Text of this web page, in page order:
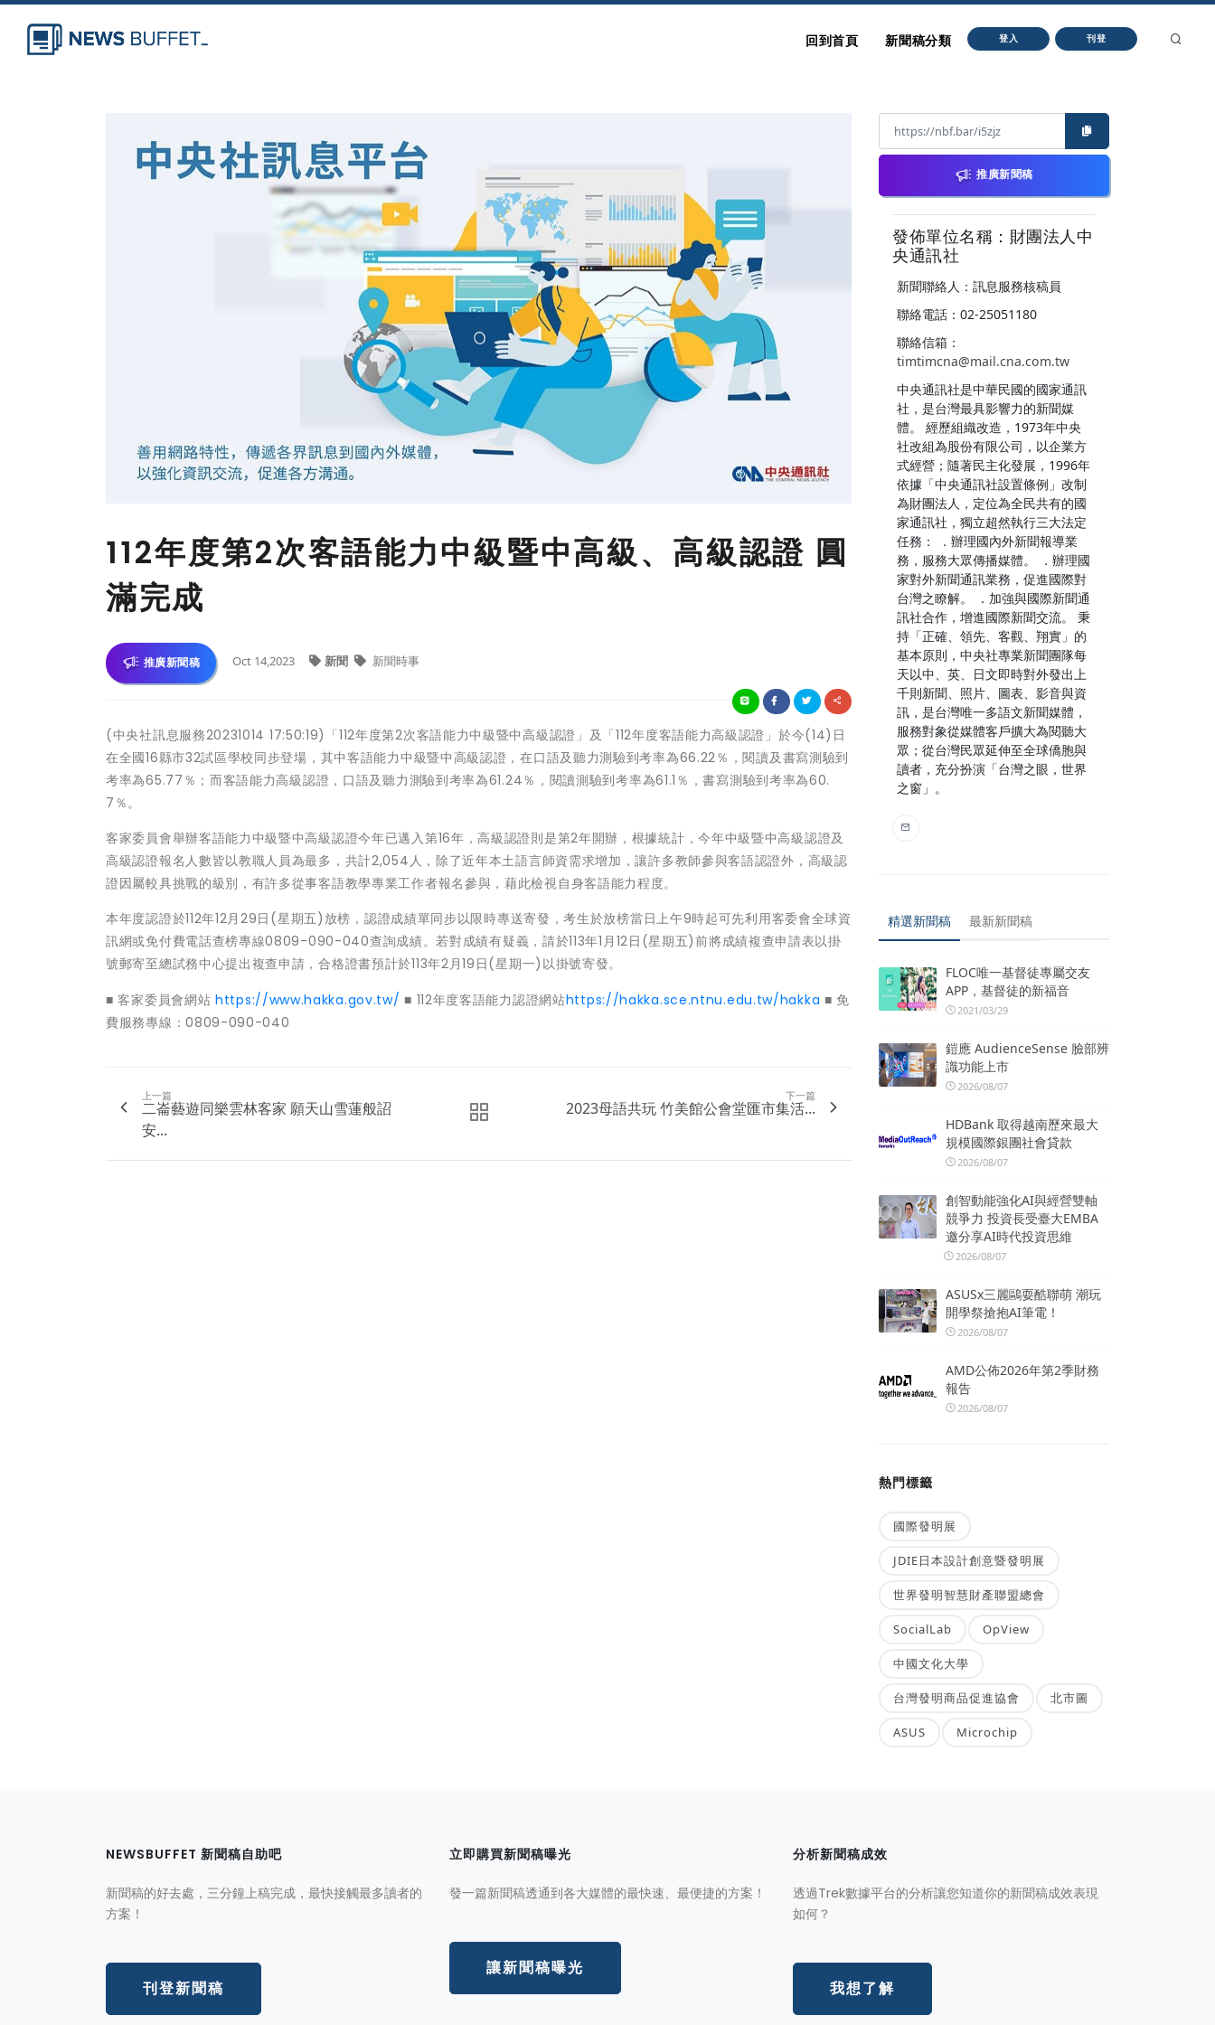
回到首頁 新聞稿分類 登入 刊登
112年度第2次客語能力中級暨中高級、高級認證 圓
滿完成
推廣新聞稿 Oct 14,2023 新聞 新聞時事
(中央社訊息服務20231014 17:50:19)「112年度第2次客語能力中級暨中高級認證」及「112年度客語能力高級認證」於今(14)日
在全國16縣市32試區學校同步登場，其中客語能力中級暨中高級認證，在口語及聽力測驗到考率為66.22％，閱讀及書寫測驗到
考率為65.77％；而客語能力高級認證，口語及聽力測驗到考率為61.24％，閱讀測驗到考率為61.1％，書寫測驗到考率為60.
7％。
客家委員會舉辦客語能力中級暨中高級認證今年已邁入第16年，高級認證則是第2年開辦，根據統計，今年中級暨中高級認證及
高級認證報名人數皆以教職人員為最多，共計2,054人，除了近年本土語言師資需求增加，讓許多教師參與客語認證外，高級認
證因屬較具挑戰的級別，有許多從事客語教學專業工作者報名參與，藉此檢視自身客語能力程度。
本年度認證於112年12月29日(星期五)放榜，認證成績單同步以限時專送寄發，考生於放榜當日上午9時起可先利用客委會全球資
訊網或免付費電話查榜專線0809-090-040查詢成績。若對成績有疑義，請於113年1月12日(星期五)前將成績複查申請表以掛
號郵寄至總試務中心提出複查申請，合格證書預計於113年2月19日(星期一)以掛號寄發。
■ 客家委員會網站 https://www.hakka.gov.tw/ ■ 112年度客語能力認證網站https://hakka.sce.ntnu.edu.tw/hakka ■ 免
費服務專線：0809-090-040
上一篇
二崙藝遊同樂雲林客家 願天山雪蓮般詔
安...
下一篇
2023母語共玩 竹美館公會堂匯市集活...
推廣新聞稿
發佈單位名稱：財團法人中
央通訊社
新聞聯絡人：訊息服務核稿員
聯絡電話：02-25051180
聯絡信箱：
timtimcna@mail.cna.com.tw
中央通訊社是中華民國的國家通訊
社，是台灣最具影響力的新聞媒
體。 經歷組織改造，1973年中央
社改組為股份有限公司，以企業方
式經營；隨著民主化發展，1996年
依據「中央通訊社設置條例」改制
為財團法人，定位為全民共有的國
家通訊社，獨立超然執行三大法定
任務： ．辦理國內外新聞報導業
務，服務大眾傳播媒體。 ．辦理國
家對外新聞通訊業務，促進國際對
台灣之瞭解。 ．加強與國際新聞通
訊社合作，增進國際新聞交流。 秉
持「正確、領先、客觀、翔實」的
基本原則，中央社專業新聞團隊每
天以中、英、日文即時對外發出上
千則新聞、照片、圖表、影音與資
訊，是台灣唯一多語文新聞媒體，
服務對象從媒體客戶擴大為閱聽大
眾；從台灣民眾延伸至全球僑胞與
讀者，充分扮演「台灣之眼，世界
之窗」。
精選新聞稿 最新新聞稿
FLOC唯一基督徒專屬交友
APP，基督徒的新福音
2021/03/29
鎧應 AudienceSense 臉部辨
識功能上市
2026/08/07
HDBank 取得越南歷來最大
規模國際銀團社會貸款
2026/08/07
創智動能強化AI與經營雙軸
競爭力 投資長受臺大EMBA
邀分享AI時代投資思維
2026/08/07
ASUSx三麗鷗耍酷聯萌 潮玩
開學祭搶抱AI筆電！
2026/08/07
AMD公佈2026年第2季財務
報告
2026/08/07
熱門標籤
國際發明展
JDIE日本設計創意暨發明展
世界發明智慧財產聯盟總會
SocialLab OpView
中國文化大學
台灣發明商品促進協會 北市圖
ASUS Microchip
NEWSBUFFET 新聞稿自助吧
新聞稿的好去處，三分鐘上稿完成，最快接觸最多讀者的
方案！
刊登新聞稿
立即購買新聞稿曝光
發一篇新聞稿透通到各大媒體的最快速、最便捷的方案！
讓新聞稿曝光
分析新聞稿成效
透過Trek數據平台的分析讓您知道你的新聞稿成效表現
如何？
我想了解